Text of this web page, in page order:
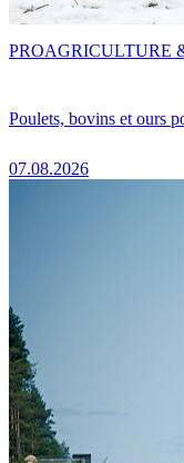
Poulets, bovins et ours
07.08.2026
PROAGRICULTURE